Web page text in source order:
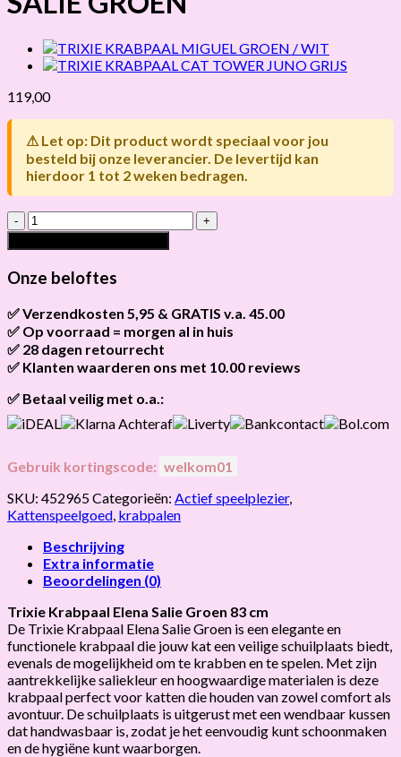
119,00
⚠ Let op: Dit product wordt speciaal voor jou
besteld bij onze leverancier. De levertijd kan
hierdoor 1 tot 2 weken bedragen.
TRIXIE
KRABPAAL
ELENA
SALIE
GROEN
Onze beloftes
✅ Verzendkosten 5,95 & GRATIS v.a. 45.00
Brievenbus verzendingen zijn 3,95, een pakket 5,95 en
bestellingen v.a. 45,00 worden gratis verzonden.
✅ Op voorraad = morgen al in huis
Als het product op voorraad is en je bestelt vóór 13:00, wordt
hetvandaag nog verzonden.
✅ 28 dagen retourrecht
Niet tevreden? Geen probleem! Je hebt28 dagen
✅ Klanten waarderen ons met 10.00 reviews
✅ Betaal veilig met o.a.:
Gebruik kortingscode: welkom01
SKU: 452965Categorieën: Actief speelplezier,
Kattenspeelgoed krabpalen
Beschrijving
Extra informatie
Beoordelingen (0)
Trixie Krabpaal Elena Salie Groen 83 cm
De Trixie Krabpaal Elena Salie Groen is een elegante en
functionele krabpaal die jouw kat een veilige schuilplaats biedt,
evenals de mogelijkheid om te krabben en te spelen. Met zijn
aantrekkelijke saliekleur en hoogwaardige materialen is deze
krabpaal perfect voor katten die houden van zowel comfort als
avontuur. De schuilplaats is uitgerust met een wendbaar kussen
dat handwasbaar is, zodat je het eenvoudig kunt schoonmaken
en de hygiëne kunt waarborgen.